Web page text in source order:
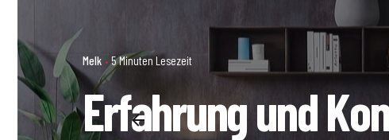
Melk 5 Minuten Lesezeit
Erfahrung und